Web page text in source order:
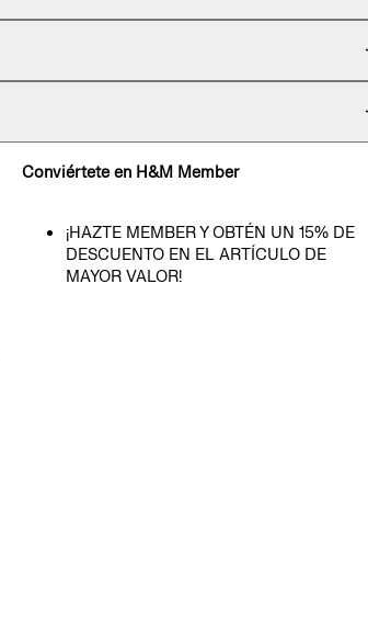
Conviértete en H&M Member
¡HAZTE MEMBER Y OBTÉN UN 15% DE
DESCUENTO EN EL ARTÍCULO DE
MAYOR VALOR!